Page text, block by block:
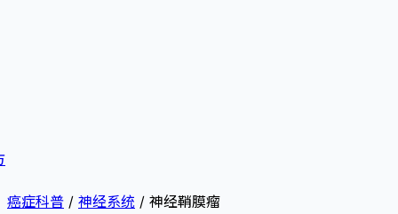
癌症科普 / 神经系统 / 神经鞘膜瘤